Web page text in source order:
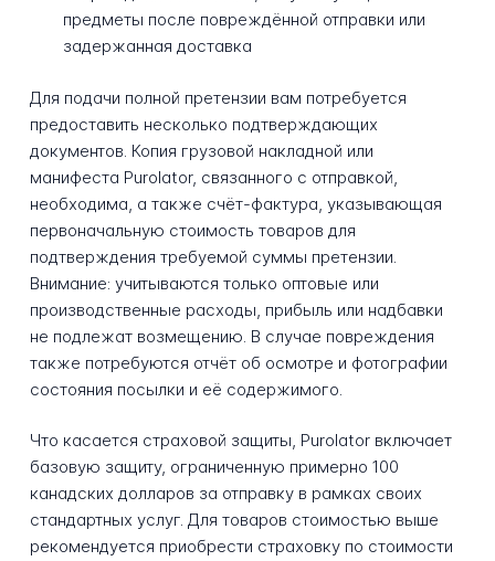
предметы после повреждённой отправки или
задержанная доставка
Для подачи полной претензии вам потребуется
предоставить несколько подтверждающих
документов. Копия грузовой накладной или
манифеста Purolator, связанного с отправкой,
необходима, а также счёт-фактура, указывающая
первоначальную стоимость товаров для
подтверждения требуемой суммы претензии.
Внимание: учитываются только оптовые или
производственные расходы, прибыль или надбавки
не подлежат возмещению. В случае повреждения
также потребуются отчёт об осмотре и фотографии
состояния посылки и её содержимого.
Что касается страховой защиты, Purolator включает
базовую защиту, ограниченную примерно 100
канадских долларов за отправку в рамках своих
стандартных услуг. Для товаров стоимостью выше
рекомендуется приобрести страховку по стоимости